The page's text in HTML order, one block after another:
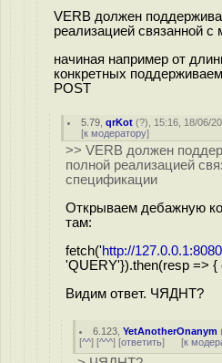
VERB должен
реализацией связанной
начиная например от
конкретных
POST
5.79 ,qrKot (?), 15:16, 18/06/
[к модератору]
>> VERB должен
полной реализацией
спецификации
Открываем дебажную
там:
fetch('http://127.0.0.1:8080
'QUERY'}).then(resp => {
Видим ответ. ЧЯДНТ?
6.123 ,YetAnotherOnanym
[^^] [^^^] [ответить] [к